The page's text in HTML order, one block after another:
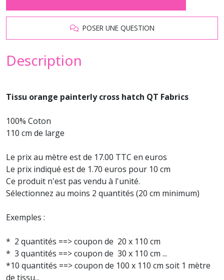
POSER UNE QUESTION
Description
Tissu orange painterly cross hatch QT Fabrics
100% Coton
110 cm de large
Le prix au mètre est de 17.00 TTC en euros
Le prix indiqué est de 1.70 euros pour 10 cm
Ce produit n'est pas vendu à l'unité.
Sélectionnez au moins 2 quantités (20 cm minimum)
Exemples :
* 2 quantités ==> coupon de 20 x 110 cm
* 3 quantités ==> coupon de 30 x 110 cm ...
*10 quantités ==> coupon de 100 x 110 cm soit 1 mètre
de tissu...